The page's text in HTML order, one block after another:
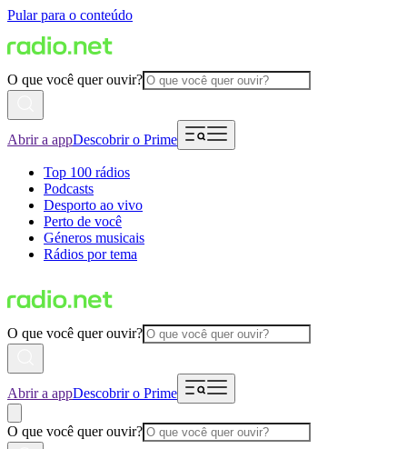
Pular para o conteúdo
O que você quer ouvir?
Abrir a appDescobrir o Prime
Top 100 rádios
Podcasts
Desporto ao vivo
Perto de você
Géneros musicais
Rádios por tema
O que você quer ouvir?
Abrir a appDescobrir o Prime
O que você quer ouvir?